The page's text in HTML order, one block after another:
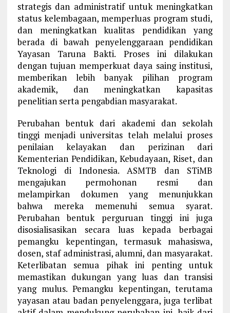
strategis dan administratif untuk meningkatkan
status kelembagaan, memperluas program studi,
dan meningkatkan kualitas pendidikan yang
berada di bawah penyelenggaraan pendidikan
Yayasan Taruna Bakti. Proses ini dilakukan
dengan tujuan memperkuat daya saing institusi,
memberikan lebih banyak pilihan program
akademik, dan meningkatkan kapasitas
penelitian serta pengabdian masyarakat.
Perubahan bentuk dari akademi dan sekolah
tinggi menjadi universitas telah melalui proses
penilaian kelayakan dan perizinan dari
Kementerian Pendidikan, Kebudayaan, Riset, dan
Teknologi di Indonesia. ASMTB dan STiMB
mengajukan permohonan resmi dan
melampirkan dokumen yang menunjukkan
bahwa mereka memenuhi semua syarat.
Perubahan bentuk perguruan tinggi ini juga
disosialisasikan secara luas kepada berbagai
pemangku kepentingan, termasuk mahasiswa,
dosen, staf administrasi, alumni, dan masyarakat.
Keterlibatan semua pihak ini penting untuk
memastikan dukungan yang luas dan transisi
yang mulus. Pemangku kepentingan, terutama
yayasan atau badan penyelenggara, juga terlibat